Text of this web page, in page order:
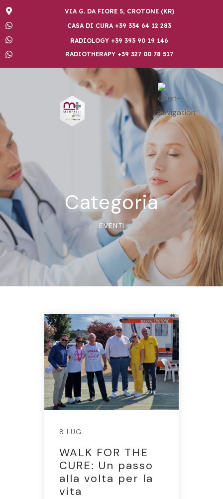
VIA G. DA FIORE 5, CROTONE (KR)
CASA DI CURA +39 334 64 12 283
RADIOLOGY +39 393 90 19 146
RADIOTHERAPY +39 327 00 78 517
Categoria
EVENTI
8 LUG
WALK FOR THE
CURE: Un passo
alla volta per la
vita